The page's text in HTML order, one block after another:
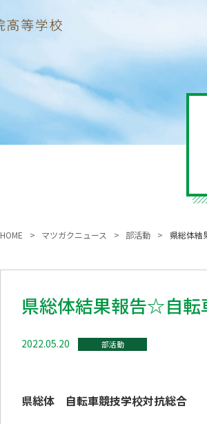
HOME マツガクニュース 部活動 県総体結
県総体結果報告☆自転
2022.05.20 部活動
県総体 自転車競技学校対抗総合